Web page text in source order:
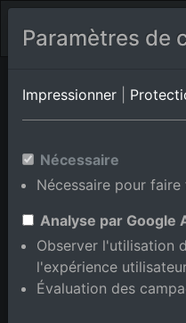
Album de lieux Eggenstein-
Bade-
Ajouter au panier
Paramètres de
Impressionner
Nécessaire
Nécessaire pour
Analyse par Google
Observer l'utilisation
l'expérience
Évaluation des